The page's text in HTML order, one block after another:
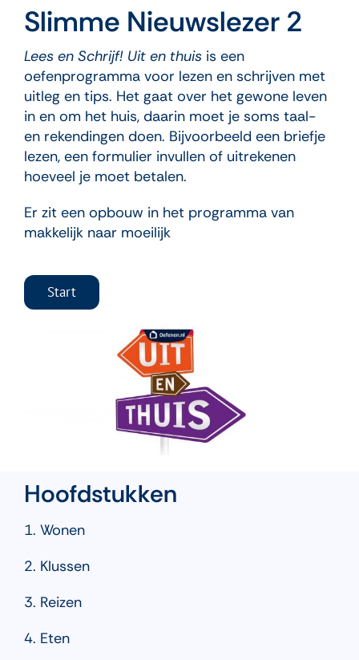
Slimme Nieuwslezer 2
Lees en Schrijf! Uit en thuisis een
oefenprogramma voor lezen en schrijven met
uitleg en tips. Het gaat over het gewone leven
in en om het huis, daarin moet je soms taal-
en rekendingen doen. Bijvoorbeeld een briefje
lezen, een formulier invullen of uitrekenen
hoeveel je moet betalen.
Er zit een opbouw in het programma van
makkelijk naar moeilijk
Start
Hoofdstukken
1. Wonen
2. Klussen
3. Reizen
4. Eten